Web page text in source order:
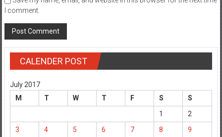
I comment.
CALENDER POST
July 2017
M
T W T F S
S
1
2
3
4 5 6 7 8
9